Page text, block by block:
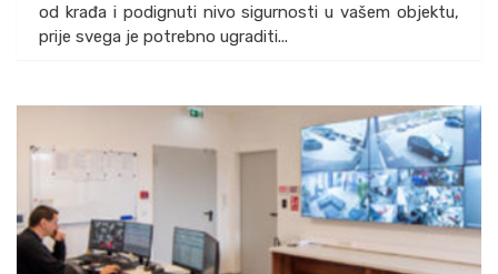
od krađa i podignuti nivo sigurnosti u vašem objektu,
prije svega je potrebno ugraditi...